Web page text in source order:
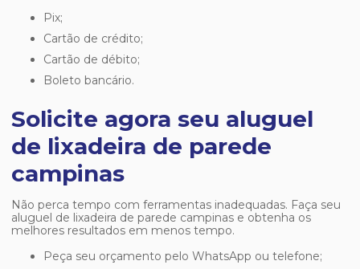
Pix;
Cartão de crédito;
Cartão de débito;
Boleto bancário.
Solicite agora seu aluguel
de lixadeira de parede
campinas
Não perca tempo com ferramentas inadequadas. Faça seu
aluguel de lixadeira de parede campinas e obtenha os
melhores resultados em menos tempo.
Peça seu orçamento pelo WhatsApp ou telefone;